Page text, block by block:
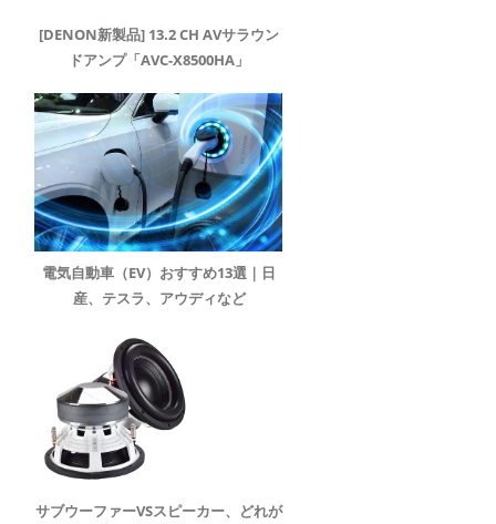
[DENON新製品] 13.2 CH AVサラウン
ドアンプ「AVC-X8500HA」
電気自動車（EV）おすすめ13選｜日
産、テスラ、アウディなど
サブウーファーVSスピーカー、どれが